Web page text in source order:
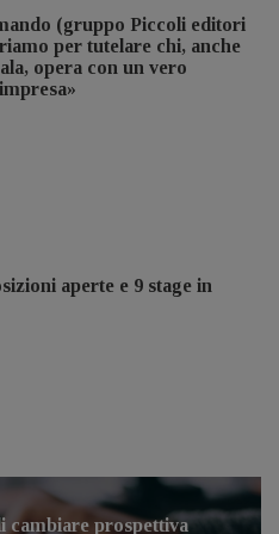
(gruppo Piccoli editori
per tutelare chi, anche
opera con un vero
aperte e 9 stage in
cambiare prospettiva